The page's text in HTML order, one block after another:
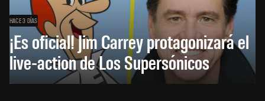
HACE 3 DÍAS
¡Es oficial! Jim Carrey protagonizará el
live-action de Los Supersónicos